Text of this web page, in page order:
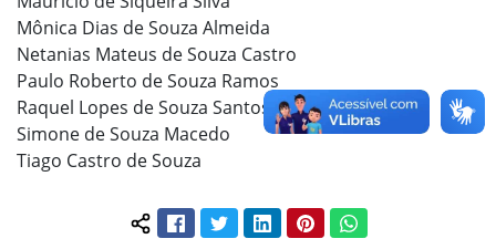
Mônica Dias de Souza Almeida
Netanias Mateus de Souza Castro
Paulo Roberto de Souza Ramos
Raquel Lopes de Souza Santos
Simone de Souza Macedo
Tiago Castro de Souza
Compartilhar conteúdo:
FacebookTwitterLinkedInPinterestWhatsApp